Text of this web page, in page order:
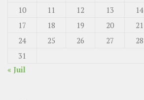
10
11 12 13 14
17
18 19 20 21
24
25 26 27 28
31
« Juil